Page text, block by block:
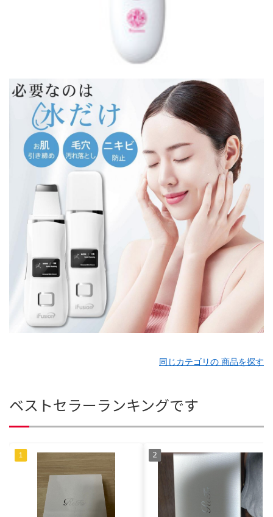
同じカテゴリの 商品を探す
ベストセラーランキングです